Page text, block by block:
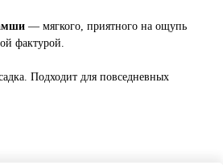
— мягкого, приятного на ощупь
фактурой.
Подходит для повседневных